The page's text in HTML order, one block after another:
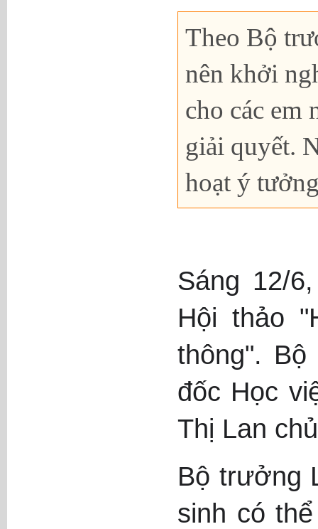
Theo Bộ
nên khởi
cho các em
giải quyết.
hoạt ý
Sáng 12/
Hội thảo
thông".
đốc Học
Thị Lan
Bộ trưởng
sinh có